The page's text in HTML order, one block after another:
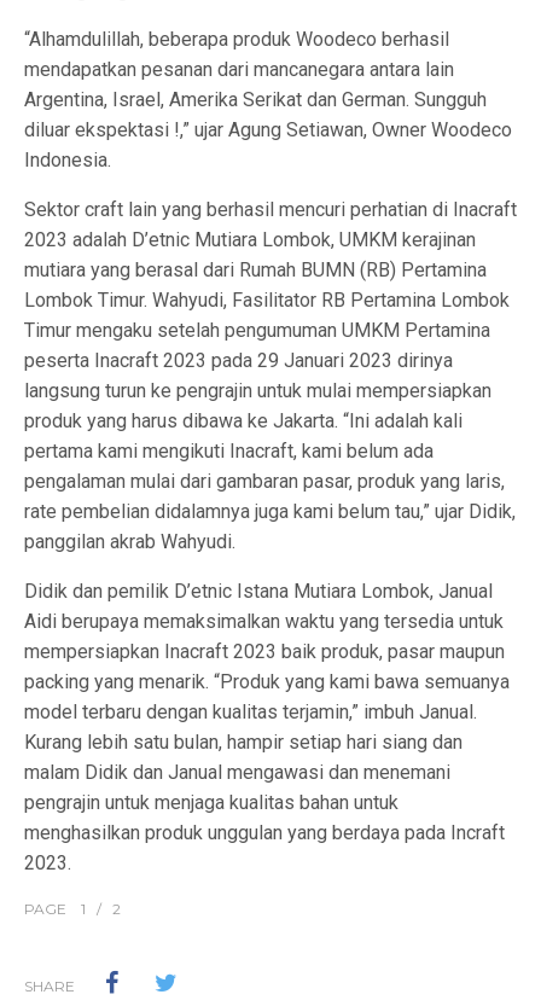
“Alhamdulillah, beberapa produk Woodeco berhasil
mendapatkan pesanan dari mancanegara antara lain
Argentina, Israel, Amerika Serikat dan German. Sungguh
diluar ekspektasi !,” ujar Agung Setiawan, Owner Woodeco
Indonesia.
Sektor craft lain yang berhasil mencuri perhatian di Inacraft
2023 adalah D’etnic Mutiara Lombok, UMKM kerajinan
mutiara yang berasal dari Rumah BUMN (RB) Pertamina
Lombok Timur. Wahyudi, Fasilitator RB Pertamina Lombok
Timur mengaku setelah pengumuman UMKM Pertamina
peserta Inacraft 2023 pada 29 Januari 2023 dirinya
langsung turun ke pengrajin untuk mulai mempersiapkan
produk yang harus dibawa ke Jakarta. “Ini adalah kali
pertama kami mengikuti Inacraft, kami belum ada
pengalaman mulai dari gambaran pasar, produk yang laris,
rate pembelian didalamnya juga kami belum tau,” ujar Didik,
panggilan akrab Wahyudi.
Didik dan pemilik D’etnic Istana Mutiara Lombok, Janual
Aidi berupaya memaksimalkan waktu yang tersedia untuk
mempersiapkan Inacraft 2023 baik produk, pasar maupun
packing yang menarik. “Produk yang kami bawa semuanya
model terbaru dengan kualitas terjamin,” imbuh Janual.
Kurang lebih satu bulan, hampir setiap hari siang dan
malam Didik dan Janual mengawasi dan menemani
pengrajin untuk menjaga kualitas bahan untuk
menghasilkan produk unggulan yang berdaya pada Incraft
2023.
PAGE 1 / 2
SHARE